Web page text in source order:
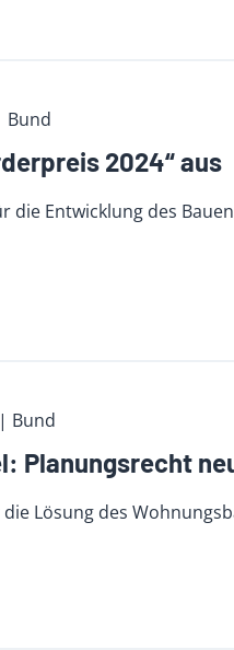
Bund
2024“ aus
Entwicklung des
Bund
Planungsrecht
Lösung des